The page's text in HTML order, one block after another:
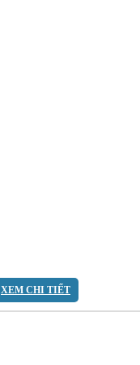
XEM CHI TIẾT